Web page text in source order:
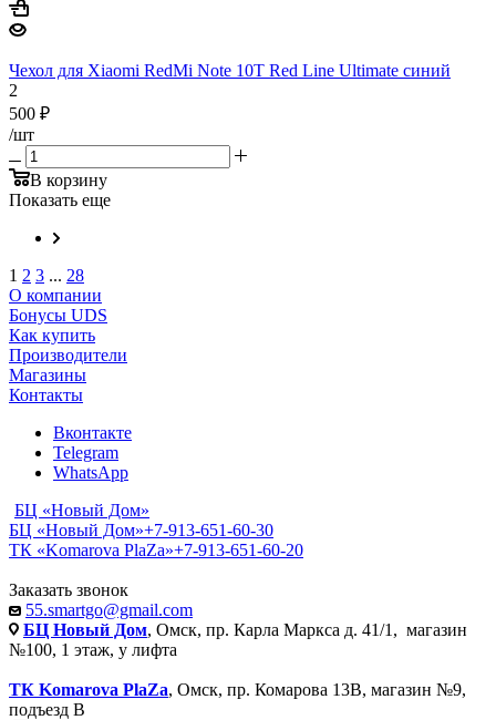
Чехол для Xiaomi RedMi Note 10T Red Line Ultimate синий
2
500 ₽
/шт
В корзину
Показать еще
1 2 3 ... 28
О компании
Бонусы UDS
Как купить
Производители
Магазины
Контакты
Вконтакте
Telegram
WhatsApp
БЦ «Новый Дом»
БЦ «Новый Дом»+7-913-651-60-30
ТК «Komarova PlaZa»+7-913-651-60-20
Заказать звонок
55.smartgo@gmail.com
БЦ Новый Дом, Омск, пр. Карла Маркса д. 41/1, магазин
№100, 1 этаж, у лифта
ТК Komarova PlaZa, Омск, пр. Комарова 13В, магазин №9,
подъезд В